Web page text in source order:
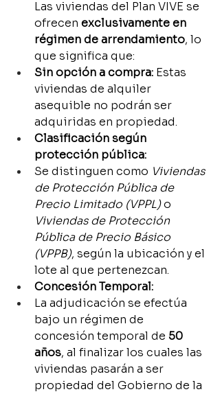
Las viviendas del Plan VIVE se
ofrecen exclusivamente en
régimen de arrendamiento, lo
que significa que:
Sin opción a compra: Estas
viviendas de alquiler
asequible no podrán ser
adquiridas en propiedad.
Clasificación según
protección pública:
Se distinguen como Viviendas
de Protección Pública de
Precio Limitado (VPPL) o
Viviendas de Protección
Pública de Precio Básico
(VPPB), según la ubicación y el
lote al que pertenezcan.
Concesión Temporal:
La adjudicación se efectúa
bajo un régimen de
concesión temporal de 50
años, al finalizar los cuales las
viviendas pasarán a ser
propiedad del Gobierno de la